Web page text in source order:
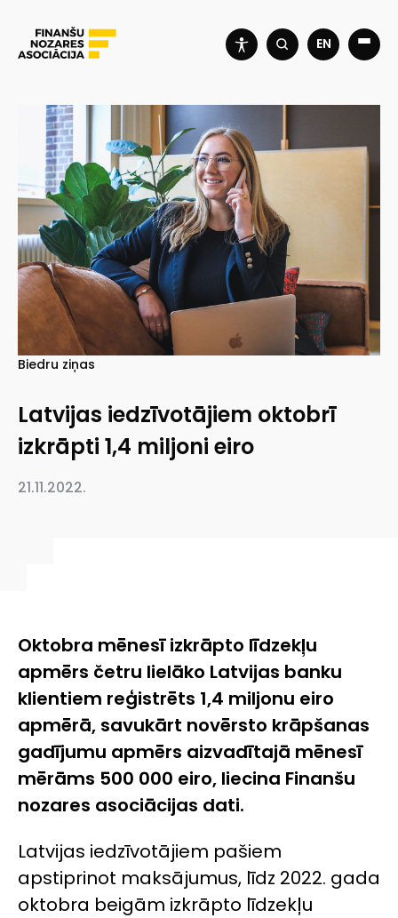
EN
Biedru ziņas
Latvijas iedzīvotājiem oktobrī
izkrāpti 1,4 miljoni eiro
21.11.2022.
Oktobra mēnesī izkrāpto līdzekļu
apmērs četru lielāko Latvijas banku
klientiem reģistrēts 1,4 miljonu eiro
apmērā, savukārt novērsto krāpšanas
gadījumu apmērs aizvadītajā mēnesī
mērāms 500 000 eiro, liecina Finanšu
nozares asociācijas dati.
Latvijas iedzīvotājiem pašiem
apstiprinot maksājumus, līdz 2022. gada
oktobra beigām izkrāpto līdzekļu